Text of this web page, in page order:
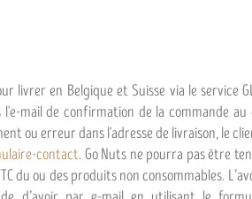
en Belgique et Suisse via le service
mail de confirmation de la commande
ou erreur dans l'adresse de livraison, le
contact. Go Nuts ne pourra pas être
du ou des produits non consommables.